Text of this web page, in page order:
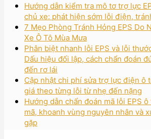
Hướng dẫn kiểm tra mô tơ trợ lực
chủ xe: phát hiện sớm lỗi điện,
7 Mẹo Phòng Tránh Hỏng EPS Do
Xe Ô Tô Mùa Mưa
Phân biệt nhanh lỗi EPS và lỗi
Dấu hiệu đối lập, cách chẩn đoán
đến rơ lái
Cập nhật chi phí sửa trợ lực điện ô
giá theo từng lỗi từ nhẹ đến nặng
Hướng dẫn chẩn đoán mã lỗi EPS
mã, khoanh vùng nguyên nhân và
gặp